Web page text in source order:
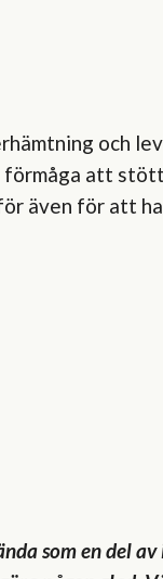
och
att
även för att
som en del